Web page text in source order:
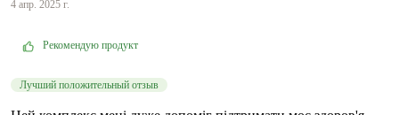
4 апр. 2025 г.
Рекомендую продукт
Лучший положительный отзыв